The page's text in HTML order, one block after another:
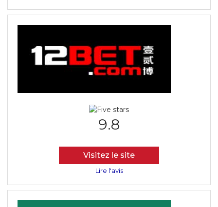
9.8
Visitez le site
Lire l'avis